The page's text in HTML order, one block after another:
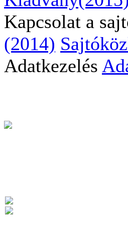
Kapcsolat a
(2014)
Adatkezelés